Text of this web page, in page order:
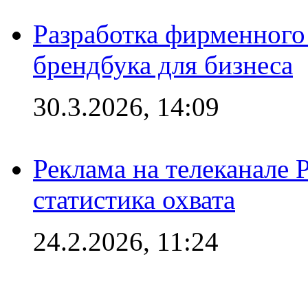
Разработка
брендбука для бизнеса
30.3.2026, 14:09
Реклама на
статистика охвата
24.2.2026, 11:24